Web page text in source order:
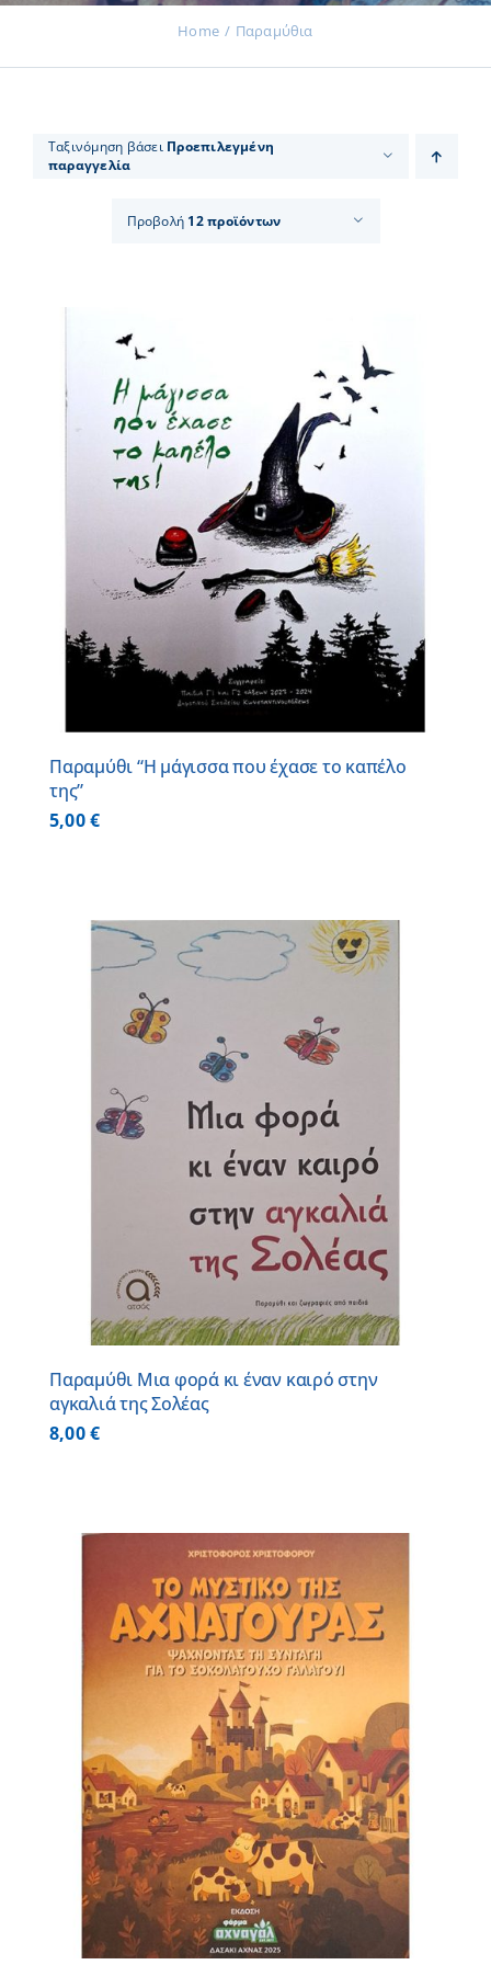
Νέα
Επικοινωνία
Εισφορές
Home Παραμύθια
Ταξινόμηση βάσει Προεπιλεγμένη
παραγγελία
Προβολή 12 προϊόντων
Παραμύθι “Η μάγισσα που έχασε το καπέλο
της”
5,00€
Παραμύθι Μια φορά κι έναν καιρό στην
αγκαλιά της Σολέας
8,00€